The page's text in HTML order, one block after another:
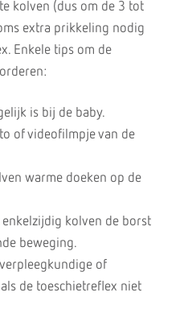
kolven (dus om de 3 tot
extra prikkeling nodig
Enkele tips om de
is bij de baby.
of videofilmpje van de
warme doeken op de
enkelzijdig kolven de borst
beweging.
of
de toeschietreflex niet